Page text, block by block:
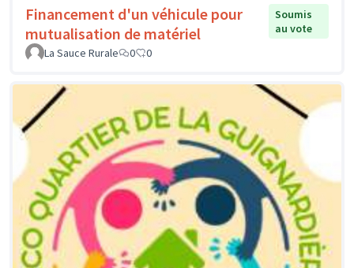
Financement d'un véhicule pour
mutualisation de matériel
Soumis
au vote
La Sauce Rurale
0 0